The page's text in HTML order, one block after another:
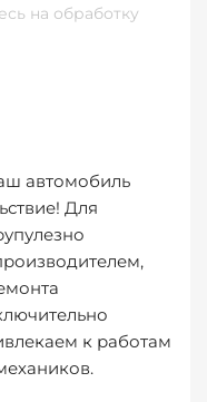
на обработку
автомобиль
Для
к работам